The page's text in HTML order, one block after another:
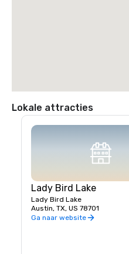
Lokale attracties
Lady Bird Lake
Lady Bird Lake
Austin, TX, US 78701
Ga naar website